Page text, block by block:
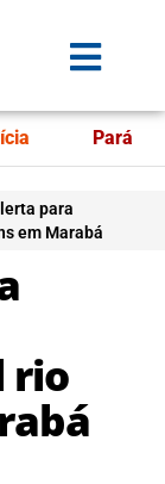
Pará
para
em Marabá
rio